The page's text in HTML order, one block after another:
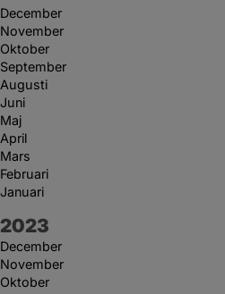
December
November
Oktober
September
Augusti
Juni
Maj
April
Mars
Februari
Januari
År:
2023
December
November
Oktober